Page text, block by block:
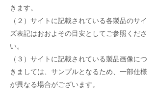
きます。
（２）サイトに記載されている各製品のサイ
ズ表記はおおよその目安としてご参照くださ
い。
（３）サイトに記載されている製品画像につ
きましては、サンプルとなるため、一部仕様
が異なる場合がございます。